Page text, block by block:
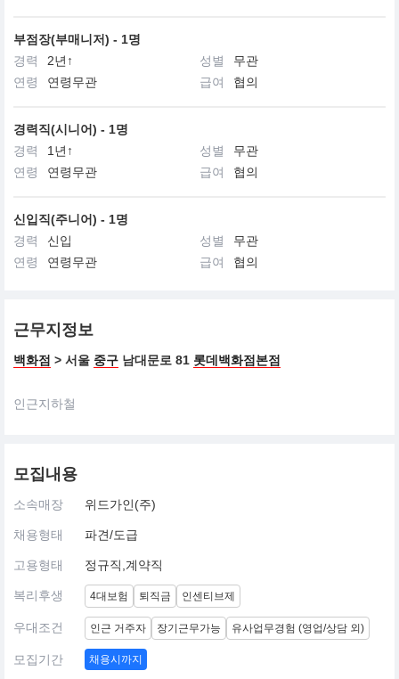
부점장(부매니저) - 1명
경력
2년↑ 성별
무관
연령
연령무관 급여 협의
경력직(시니어) - 1명
경력
1년↑ 성별
무관
연령
연령무관 급여 협의
신입직(주니어) - 1명
경력
신입 성별
무관
연령
연령무관 급여 협의
근무지정보
백화점 > 서울 중구 남대문로 81 롯데백화점본점
인근지하철
모집내용
소속매장 위드가인(주)
채용형태 파견/도급
고용형태 정규직,계약직
복리후생 4대보험 퇴직금 인센티브제
우대조건 인근 거주자 장기근무가능 유사업무경험 (영업/상담 외)
모집기간 채용시까지